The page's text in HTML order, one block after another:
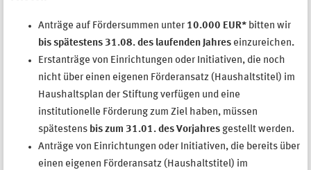
Anträge auf Fördersummen unter 10.000 EUR* bitten wir
bis spätestens 31.08. des laufenden Jahres einzureichen.
Erstanträge von Einrichtungen oder Initiativen, die noch
nicht über einen eigenen Förderansatz (Haushaltstitel) im
Haushaltsplan der Stiftung verfügen und eine
institutionelle Förderung zum Ziel haben, müssen
spätestens bis zum 31.01. des Vorjahres gestellt werden.
Anträge von Einrichtungen oder Initiativen, die bereits über
einen eigenen Förderansatz (Haushaltstitel) im